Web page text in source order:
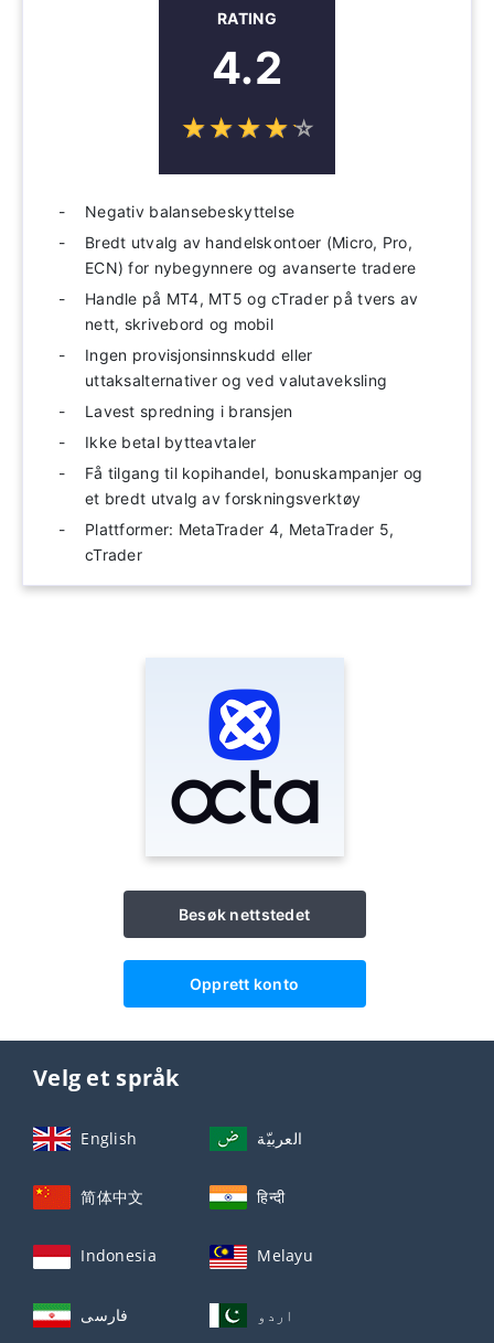
RATING
4.2
☆☆☆☆☆
★★★★★
Negativ balansebeskyttelse
Bredt utvalg av handelskontoer (Micro, Pro,
ECN) for nybegynnere og avanserte tradere
Handle på MT4, MT5 og cTrader på tvers av
nett, skrivebord og mobil
Ingen provisjonsinnskudd eller
uttaksalternativer og ved valutaveksling
Lavest spredning i bransjen
Ikke betal bytteavtaler
Få tilgang til kopihandel, bonuskampanjer og
et bredt utvalg av forskningsverktøy
Plattformer: MetaTrader 4, MetaTrader 5,
cTrader
Besøk nettstedet
Opprett konto
Velg et språk
English العربيّة
简体中文 हिन्दी
Indonesia Melayu
فارسی اردو